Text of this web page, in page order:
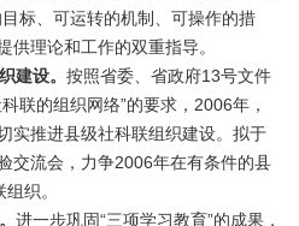
标、可运转的机制、可操作的措
供理论和工作的双重指导。
建设。 按照省委、省政府13号文件
联的组织网络”的要求，2006年，
实推进县级社科联组织建设。拟于
交流会，力争2006年在有条件的县
织。
进一步巩固“三项学习教育”的成果，